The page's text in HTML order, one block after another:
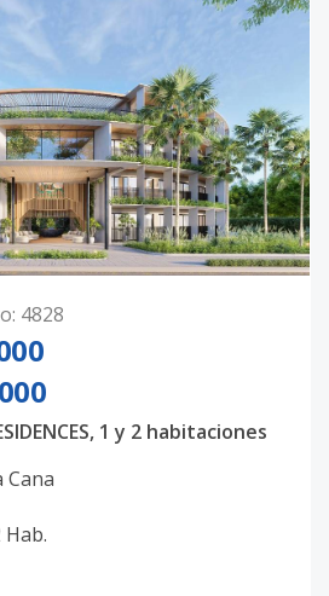
: 4828
1 y 2 habitaciones
Cana
Hab.